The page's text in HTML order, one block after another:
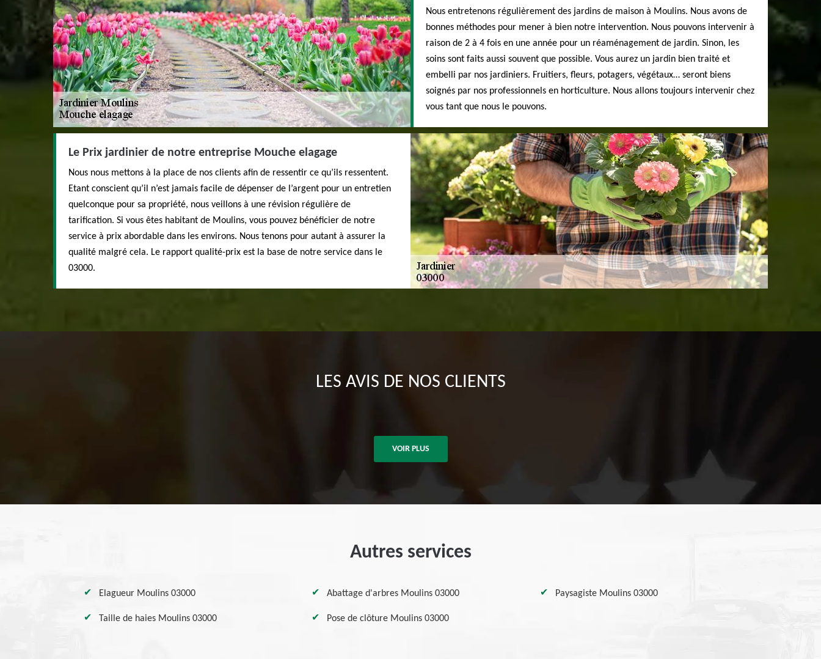
Nous entretenons régulièrement des jardins de maison à Moulins. Nous avons de
bonnes méthodes pour mener à bien notre intervention. Nous pouvons intervenir à
raison de 2 à 4 fois en une année pour un réaménagement de jardin. Sinon, les
soins sont faits aussi souvent que possible. Vous aurez un jardin bien traité et
embelli par nos jardiniers. Fruitiers, fleurs, potagers, végétaux… seront biens
soignés par nos professionnels en horticulture. Nous allons toujours intervenir chez
vous tant que nous le pouvons.
Le Prix jardinier de notre entreprise Mouche elagage
Nous nous mettons à la place de nos clients afin de ressentir ce qu’ils ressentent.
Etant conscient qu’il n’est jamais facile de dépenser de l’argent pour un entretien
quelconque pour sa propriété, nous veillons à une révision régulière de
tarification. Si vous êtes habitant de Moulins, vous pouvez bénéficier de notre
service à prix abordable dans les environs. Nous tenons pour autant à assurer la
qualité malgré cela. Le rapport qualité-prix est la base de notre service dans le
03000.
LES AVIS DE NOS CLIENTS
VOIR PLUS
Autres services
Elagueur Moulins 03000 Abattage d'arbres Moulins 03000 Paysagiste Moulins 03000
Taille de haies Moulins 03000 Pose de clôture Moulins 03000